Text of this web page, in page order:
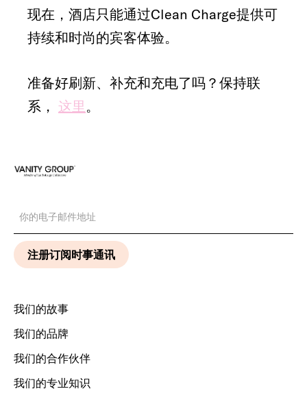
现在，酒店只能通过Clean Charge提供可
持续和时尚的宾客体验。
准备好刷新、补充和充电了吗？保持联
系， 这里 。
我们的故事
我们的品牌
我们的合作伙伴
我们的专业知识